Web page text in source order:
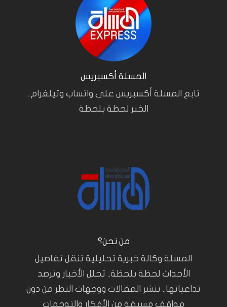
المسلة أكسبريس
تابع المسلة أكسبريس على واتساب وتيلغرام..
الخبر لحظة بلحظة
من نحن؟
المسلة وكالة خبرية تحليلية تنقل تفاصيل
الأحداث لحظة بلحظة.. تحلل الأخبار وترصد
تداعياتها.. تنشر المقالات ووجهات النظر من دون
مواقف مسبقة من الأفكار والتوجهات